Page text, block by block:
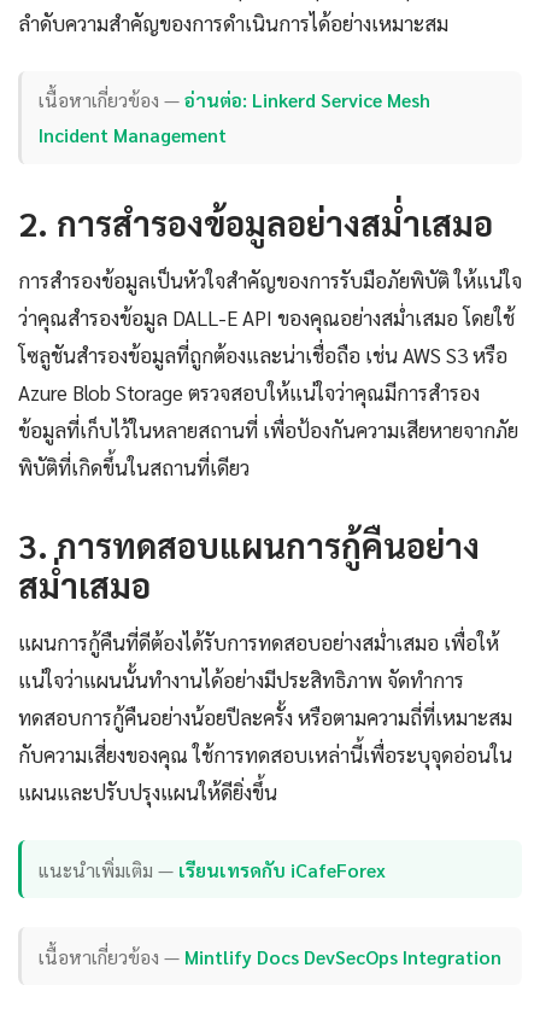
ลำดับความสำคัญของการดำเนินการได้อย่างเหมาะสม
เนื้อหาเกี่ยวข้อง —อ่านต่อ: Linkerd Service Mesh
Incident Management
2. การสำรองข้อมูลอย่างสม่ำเสมอ
การสำรองข้อมูลเป็นหัวใจสำคัญของการรับมือภัยพิบัติ ให้แน่ใจ
ว่าคุณสำรองข้อมูล DALL-E API ของคุณอย่างสม่ำเสมอ โดยใช้
โซลูชันสำรองข้อมูลที่ถูกต้องและน่าเชื่อถือ เช่น AWS S3 หรือ
Azure Blob Storage ตรวจสอบให้แน่ใจว่าคุณมีการสำรอง
ข้อมูลที่เก็บไว้ในหลายสถานที่ เพื่อป้องกันความเสียหายจากภัย
พิบัติที่เกิดขึ้นในสถานที่เดียว
3. การทดสอบแผนการกู้คืนอย่าง
สม่ำเสมอ
แผนการกู้คืนที่ดีต้องได้รับการทดสอบอย่างสม่ำเสมอ เพื่อให้
แน่ใจว่าแผนนั้นทำงานได้อย่างมีประสิทธิภาพ จัดทำการ
ทดสอบการกู้คืนอย่างน้อยปีละครั้ง หรือตามความถี่ที่เหมาะสม
กับความเสี่ยงของคุณ ใช้การทดสอบเหล่านี้เพื่อระบุจุดอ่อนใน
แผนและปรับปรุงแผนให้ดียิ่งขึ้น
แนะนำเพิ่มเติม — เรียนเทรดกับ iCafeForex
เนื้อหาเกี่ยวข้อง — Mintlify Docs DevSecOps Integration